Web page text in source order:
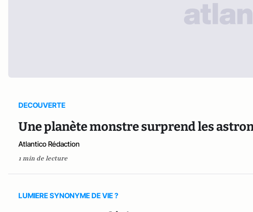
DECOUVERTE
Une planète monstre surprend les
Atlantico Rédaction
1 min de lecture
LUMIERE SYNONYME DE VIE ?